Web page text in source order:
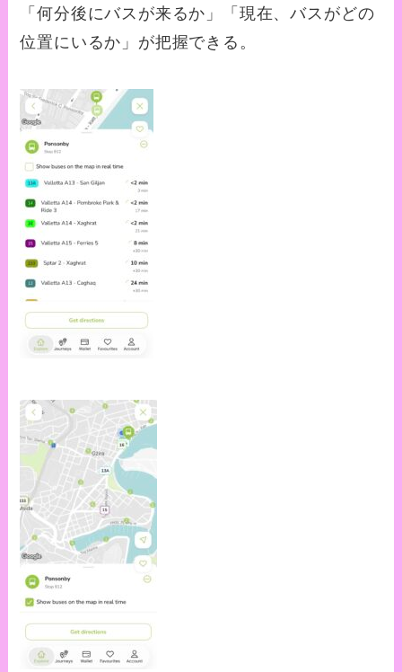
「何分後にバスが来るか」「現在、バスがどの
位置にいるか」が把握できる。